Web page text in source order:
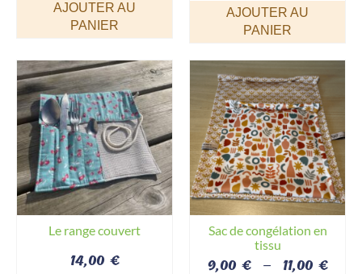
produit
AJOUTER AU
PANIER
AJOUTER AU
PANIER
Le range couvert
14,00 €
Sac de congélation en
tissu
9,00 € – 11,00 €